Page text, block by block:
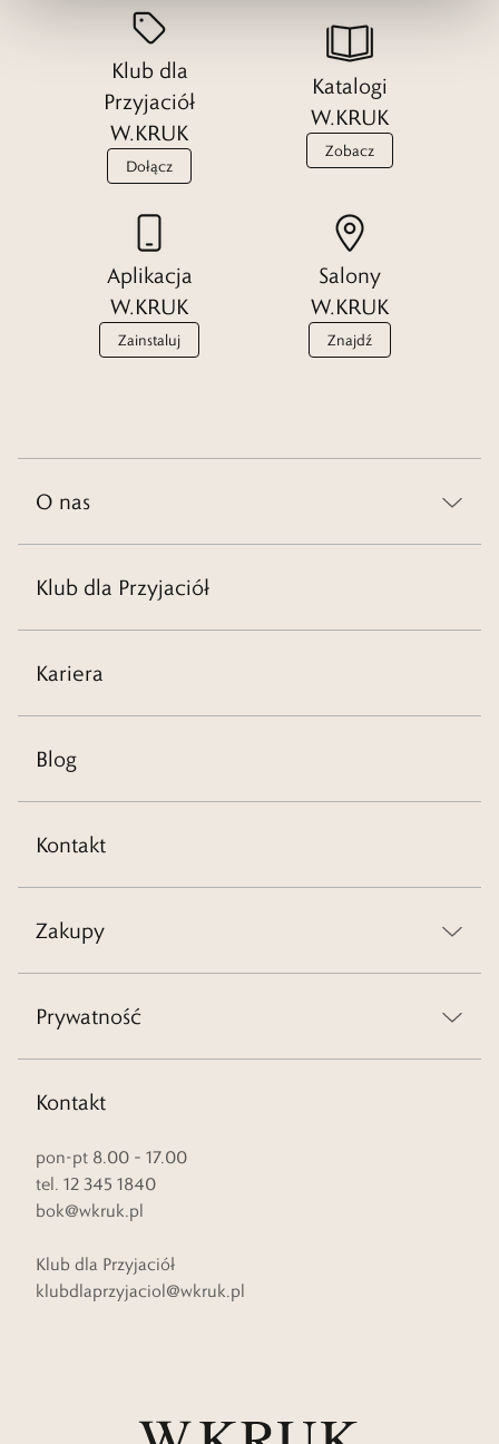
Klub dla
Przyjaciół
W.KRUK
Dołącz
Katalogi
W.KRUK
Zobacz
Aplikacja
W.KRUK
Zainstaluj
Salony
W.KRUK
Znajdź
O nas
Klub dla Przyjaciół
Kariera
Blog
Kontakt
Zakupy
Prywatność
Kontakt
pon-pt 8.00 – 17.00
tel. 12 345 1840
bok@wkruk.pl
Klub dla Przyjaciół
klubdlaprzyjaciol@wkruk.pl